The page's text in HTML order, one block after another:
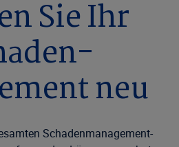
Sie Ihr
neu
Schadenmanagement-